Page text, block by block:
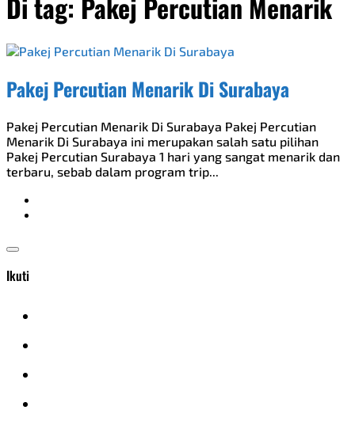
Di tag: Pakej Percutian Menarik
Pakej Percutian Menarik Di Surabaya
Pakej Percutian Menarik Di Surabaya Pakej Percutian
Menarik Di Surabaya ini merupakan salah satu pilihan
Pakej Percutian Surabaya 1 hari yang sangat menarik dan
terbaru, sebab dalam program trip...
Ikuti